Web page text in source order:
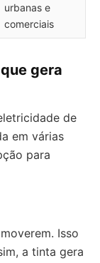
urbanas e
comerciais
gera
de
em várias
para
Isso
a tinta gera